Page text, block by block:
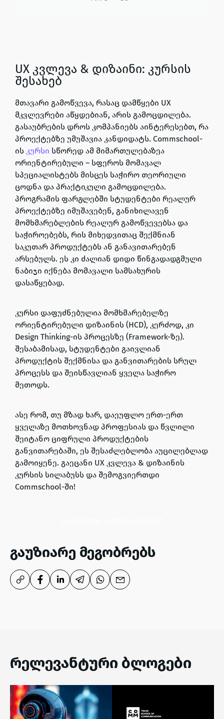
UX კვლევა & დიზაინი: კურსის
შესახებ
მთავარი გამოწვევა, რასაც დამწყები UX
მკვლევრები აწყდებიან, არის გამოცდილება.
გასაუბრების დროს კომპანიებს აინტერესებთ, რა
პროექტებზე უმუშავია კანდიდატს. Commschool-
ის კურსი სწორედ ამ მიმართულებაზეა
ორიენტირებული – სფეროს მომავალ
სპეციალისტებს მისცეს საჭირო თეორიული
ცოდნა და პრაქტიკული გამოცდილება.
პროგრამის ფარგლებში სტუდენტები რეალურ
პროექტებზე იმუშავებენ, განიხილავენ
მომხმარებლების რეალურ გამოწვევებსა და
საჭიროებებს, რის მიხედვითაც შექმნიან
საკუთარ პროდუქტებს ან განავითარებენ
არსებულს. ეს კი ძალიან დიდი წინგადადგმული
ნაბიჯი იქნება მომავალი სამსახურის
დასაწყებად.
კურსი დაფუძნებულია მომხმარებელზე
ორიენტირებული დიზაინის (HCD), კერძოდ, კი
Design Thinking-ის პროცესზე (Framework-ზე).
შესაბამისად, სტუდენტები გაივლიან
პროდუქტის შექმნისა და განვითარების სრულ
პროცესს და შეისწავლიან ყველა საჭირო
მეთოდს.
ასე რომ, თუ მზად ხარ, დაეუფლო ერთ-ერთ
ყველაზე მოთხოვნად პროფესიას და წვლილი
შეიტანო ციფრული პროდუქტების
განვითარებაში, ეს შესაძლებლობა აუცილებლად
გამოიყენე. გაეცანი UX კვლევა & დიზაინის
კურსის სილაბუსს და შემოგვიერთდი
Commschool-ში!
გაუზიარე მეგობრებს
რელევანტური ბლოგები